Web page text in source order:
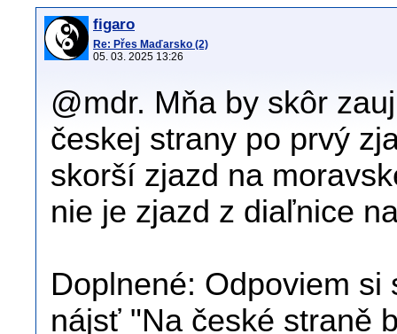
figaro
Re: Přes Maďarsko (2)
05. 03. 2025 13:26
@mdr. Mňa by skôr
českej strany po prvý
skorší zjazd na
nie je zjazd z diaľnice
Doplnené: Odpoviem
nájsť "Na české straně